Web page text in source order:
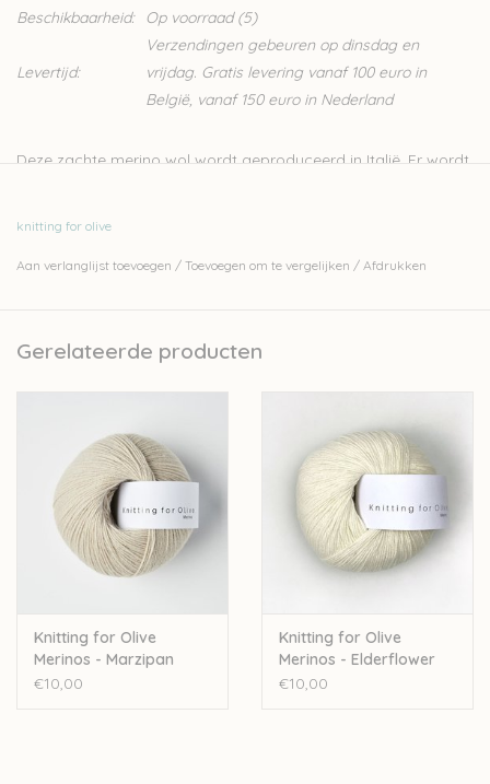
Beschikbaarheid: Op voorraad(5)
Levertijd:
Verzendingen gebeuren op dinsdag en
vrijdag. Gratis levering vanaf 100 euro in
België, vanaf 150 euro in Nederland
Deze zachte merino wol wordt geproduceerd in Italië. Er wordt
100% merinowol - Oeko-Tex Standard 100
Handwas
Let op: de kleur op beeld kan afwijken van de werkelijke kleur.
knitting for olive
Aan verlanglijst toevoegen / Toevoegen om te vergelijken / Afdrukken
Gerelateerde producten
Knitting for Olive
Merinos - Marzipan
€10,00
Knitting for Olive
Merinos - Elderflower
€10,00